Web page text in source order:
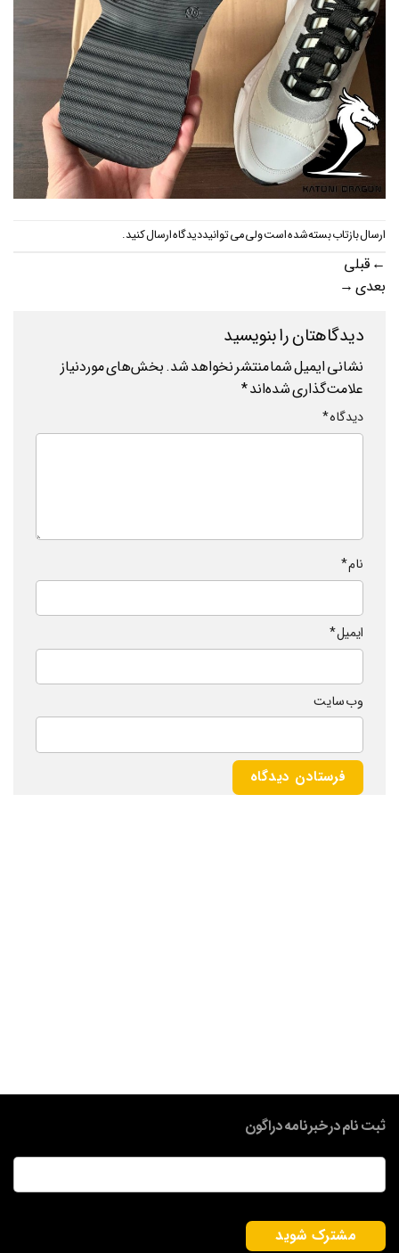
ارسال بازتاب بسته شده است ولی می توانیددیدگاه ارسال کنید.
← قبلی
بعدی →
دیدگاهتان را بنویسید
نشانی ایمیل شما منتشر نخواهد شد.بخش‌های موردنیاز
علامت‌گذاری شده‌اند*
دیدگاه*
نام*
ایمیل*
وب‌ سایت
ثبت نام در خبرنامه دراگون
ایمیل*